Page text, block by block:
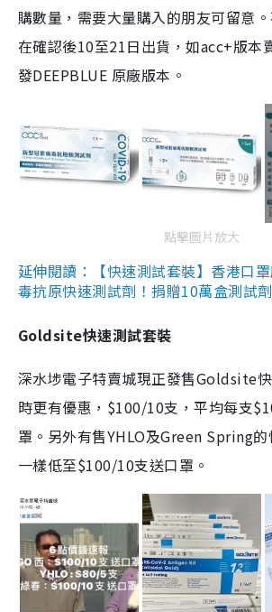
購數量，需要大量購入的朋友可留意
在確認後10至21日出貨，如acc+版本
發DEEPBLUE 原廠版本。
點擊圖片放大
延伸閱讀：【快速測試套裝】香港口
毒抗原快速測試劑！捐贈10萬盒測試
Goldsite快速測試套裝
深水埗電子特賣城現正發售Goldsite
時更有優惠，$100/10支，平均每支
罩。另外有售YHLO及Green Spring的
一樣低至$100/10支送口罩。